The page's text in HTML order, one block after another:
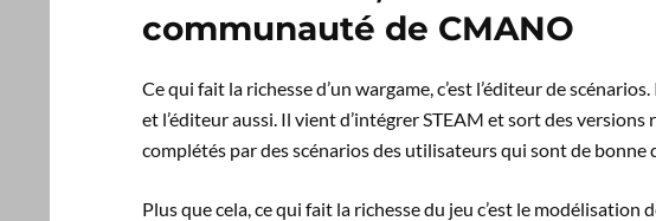
communauté de CMANO
Ce qui fait la richesse d’un wargame, c’est l’éditeur de
et l’éditeur aussi. Il vient d’intégrer STEAM et sort des
complétés par des scénarios des utilisateurs qui sont de bonne
Plus que cela, ce qui fait la richesse du jeu c’est le